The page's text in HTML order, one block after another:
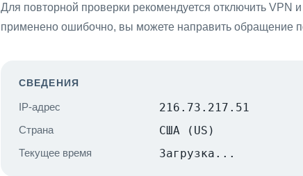
Для повторной проверки рекомендуется отключить VPN
применено ошибочно, вы можете направить обращение
СВЕДЕНИЯ
IP-адрес 216.73.217.51
Страна США (US)
Текущее время Загрузка...